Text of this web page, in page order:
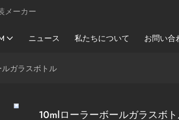
メーカー
ニュース 私たちについて お問い合
ガラスボトル
10mlローラーボールガラスボ